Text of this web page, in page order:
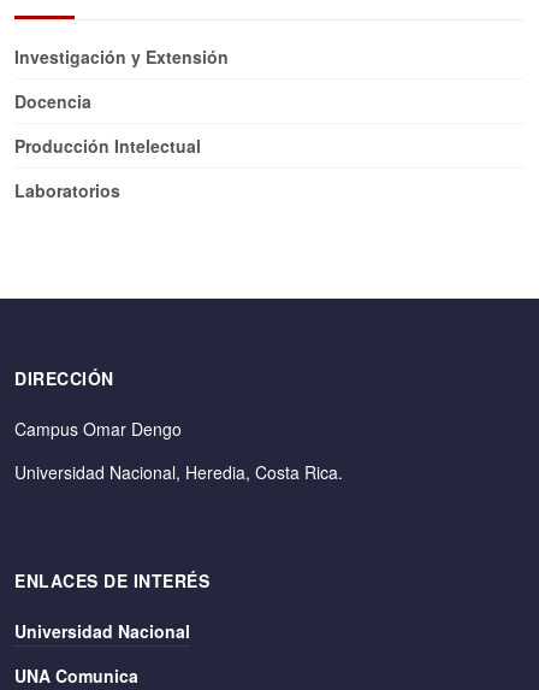
Investigación y Extensión
Docencia
Producción Intelectual
Laboratorios
DIRECCIÓN
Campus Omar Dengo
Universidad Nacional, Heredia, Costa Rica.
ENLACES DE INTERÉS
Universidad Nacional
UNA Comunica